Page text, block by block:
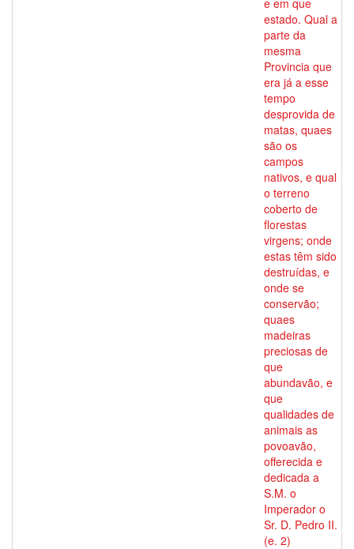
e em que
estado. Qual a
parte da
mesma
Provincia que
era já a esse
tempo
desprovida de
matas, quaes
são os
campos
nativos, e qual
o terreno
coberto de
florestas
virgens; onde
estas têm sido
destruídas, e
onde se
conservão;
quaes
madeiras
preciosas de
que
abundavão, e
que
qualidades de
animais as
povoavão,
offerecida e
dedicada a
S.M. o
Imperador o
Sr. D. Pedro II.
(e. 2)